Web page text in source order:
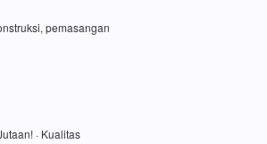
pemasangan
· Kualitas